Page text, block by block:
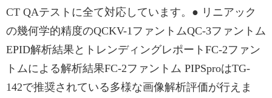
CT QAテストに全て対応しています。● リニアック
の幾何学的精度のQCKV-1ファントムQC-3ファントム
EPID解析結果とトレンディングレポートFC-2ファン
トムによる解析結果FC-2ファントム PIPSproはTG-
142で推奨されている多様な画像解析評価が行えま